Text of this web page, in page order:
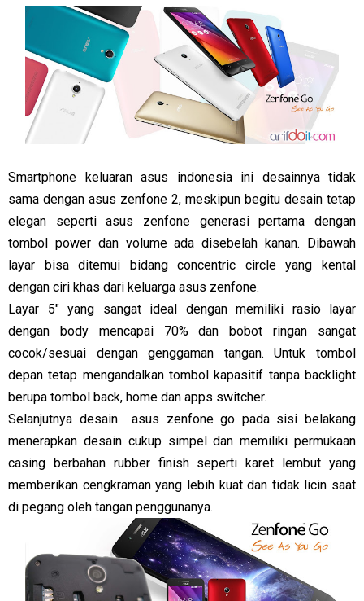
Smartphone keluaran asus indonesia ini desainnya tidak
sama dengan asus zenfone 2, meskipun begitu desain tetap
elegan seperti asus zenfone generasi pertama dengan
tombol power dan volume ada disebelah kanan. Dibawah
layar bisa ditemui bidang concentric circle yang kental
dengan ciri khas dari keluarga asus zenfone.
Layar 5" yang sangat ideal dengan memiliki rasio layar
dengan body mencapai 70% dan bobot ringan sangat
cocok/sesuai dengan genggaman tangan. Untuk tombol
depan tetap mengandalkan tombol kapasitif tanpa backlight
berupa tombol back, home dan apps switcher.
Selanjutnya desain asus zenfone go pada sisi belakang
menerapkan desain cukup simpel dan memiliki permukaan
casing berbahan rubber finish seperti karet lembut yang
memberikan cengkraman yang lebih kuat dan tidak licin saat
di pegang oleh tangan penggunanya.